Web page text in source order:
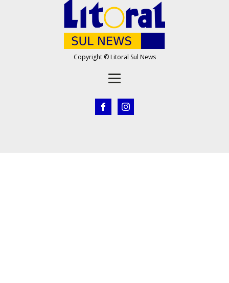
Copyright © Litoral Sul News